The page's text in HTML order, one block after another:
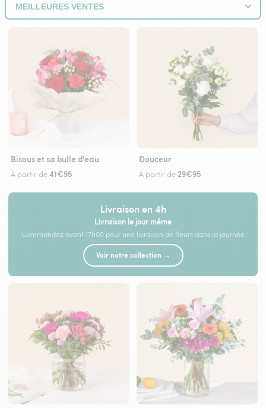
Bisous et sa bulle d'eau
À partir de41€95
Douceur
À partir de29€95
Livraison en 4h
Livraison le jour même
Commandez avant 17h00 pour une livraison de fleurs dans la journée
Voir notre collection →